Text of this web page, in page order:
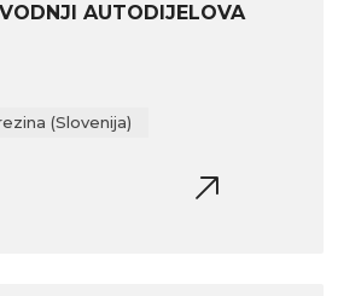
AUTODIJELOVA
(Slovenija)